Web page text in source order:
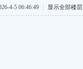
4-5 06:46:49 显示全部楼层